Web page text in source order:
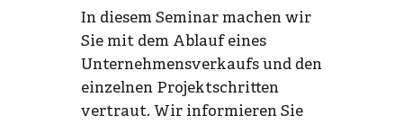
In diesem Seminar machen wir
Sie mit dem Ablauf eines
Unternehmensverkaufs und den
einzelnen Projektschritten
vertraut. Wir informieren Sie